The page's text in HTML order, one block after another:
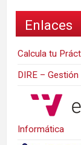
Enlaces
Calcula tu
DIRE –
Informática